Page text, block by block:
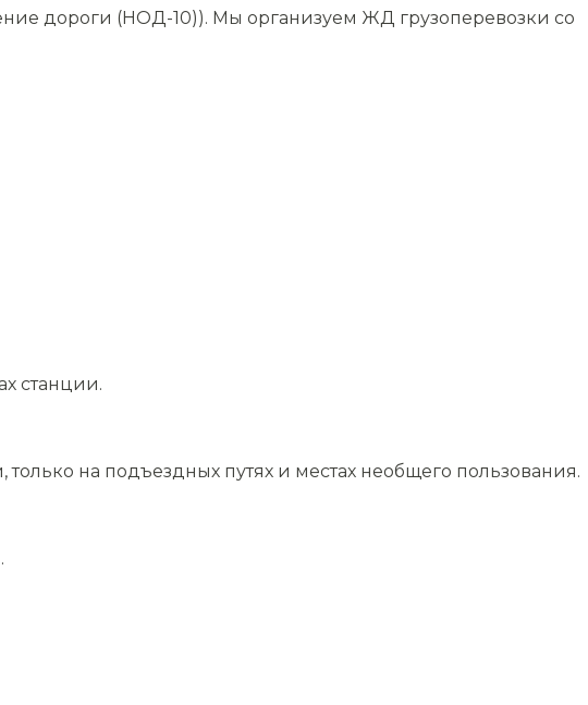
дороги (НОД-10)). Мы организуем ЖД грузоперевозки со
станции.
на подъездных путях и местах необщего пользования.